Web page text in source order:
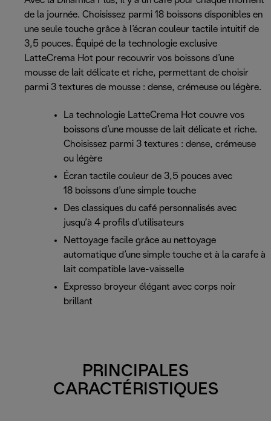
de la journée. Choisissez parmi 18 boissons disponibles en
une seule touche grâce à l’écran couleur tactile intuitif de
3,5 pouces. Équipé de la technologie exclusive
LatteCrema Hot pour recouvrir vos boissons d’une
mousse de lait délicate et riche, permettant de choisir
parmi 3 textures de mousse : dense, crémeuse ou légère.
La technologie LatteCrema Hot couvre vos
boissons d’une mousse de lait délicate et riche.
Choisissez parmi 3 textures : dense, crémeuse
ou légère
Écran tactile couleur de 3,5 pouces avec
18 boissons d’une simple touche
Des classiques du café personnalisés avec
jusqu’à 4 profils d’utilisateurs
Nettoyage facile grâce au nettoyage
automatique d’une simple touche et à la carafe à
lait compatible lave-vaisselle
Expresso broyeur élégant avec corps noir
brillant
PRINCIPALES
CARACTÉRISTIQUES